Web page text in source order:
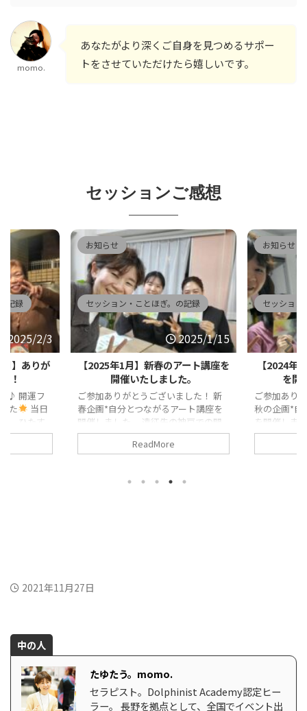
momo.
あなたがより深くご自身を見つめるサポー
トをさせていただけたら嬉しいです。
セッションご感想
記録
2025/1/15
ト講座を
。
した！ 新
ト講座を
戸での開
、イベン
お知らせ
セッション・ことほぎ。の記録
2024/11/22
【2024年11月】晩秋のアート講座
を開催いたしました。
ご参加ありがとうございました！ 晩
秋の企画*自分とつながるアート講座
を開催しました。 開運フェア品川か
らのご縁のわこさん、じゅんこさんか
らリクエストをいただき、初のさいた
大学生の息子さんもご参加くださいま
ReadMore
お知らせ
セッション
【癒しフ
りが
癒しフェス
た！ 先日東
心と体が喜
連続出展フ
2021年11月27日
中の人
たゆたう。momo.
セラピスト。Dolphinist Academy認定ヒー
ラー。 長野を拠点として、全国でイベント出